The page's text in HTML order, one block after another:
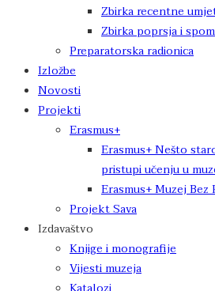
Zbirka recentne
Zbirka poprsja i
Preparatorska radionica
Izložbe
Novosti
Projekti
Erasmus+
Erasmus+ Nešto
pristupi učenju u
Erasmus+ Muzej Bez
Projekt Sava
Izdavaštvo
Knjige i monografije
Vijesti muzeja